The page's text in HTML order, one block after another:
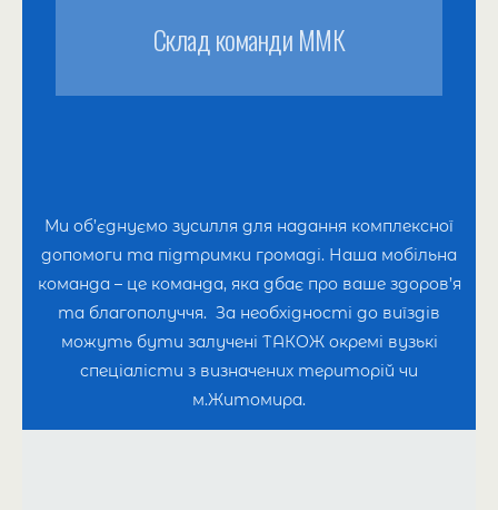
Склад команди ММК
Ми об’єднуємо зусилля для надання комплексної
допомоги та підтримки громаді. Наша мобільна
команда – це команда, яка дбає про ваше здоров’я
та благополуччя. За необхідності до виїздів
можуть бути залучені ТАКОЖ окремі вузькі
спеціалісти з визначених територій чи
м.Житомира.